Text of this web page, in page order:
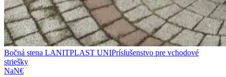
Bočná stena LANITPLAST UNIPríslušenstvo pre vchodové
striešky
NaN€